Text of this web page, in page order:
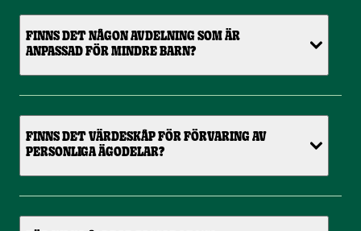
FINNS DET NÅGON AVDELNING SOM ÄR
ANPASSAD FÖR MINDRE BARN?
FINNS DET VÄRDESKÅP FÖR FÖRVARING AV
PERSONLIGA ÄGODELAR?